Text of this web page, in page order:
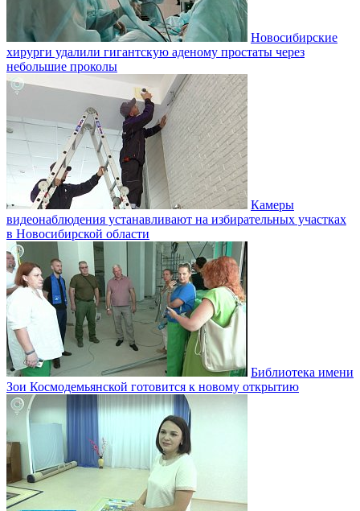
Новосибирские
хирурги удалили гигантскую аденому простаты через
небольшие проколы
Камеры
видеонаблюдения устанавливают на избирательных участках
в Новосибирской области
Библиотека имени
Зои Космодемьянской готовится к новому открытию